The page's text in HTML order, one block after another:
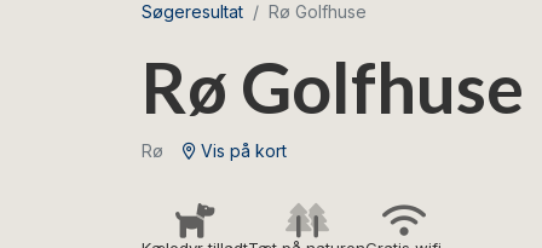
Søgeresultat Rø Golfhuse
Rø Golfhuse
Rø Vis på kort